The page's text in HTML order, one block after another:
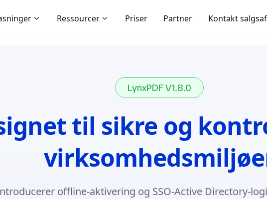
Ressourcer Priser Partner Kontakt
LynxPDF V1.8.0
til sikre og
offline-aktivering og SSO-Active Directory-